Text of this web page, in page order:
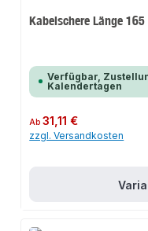
Kabelschere Länge 165
Verfügbar,
Kalendertagen
Regulärer Preis:
Ab31,11 €
zzgl. Versandkosten